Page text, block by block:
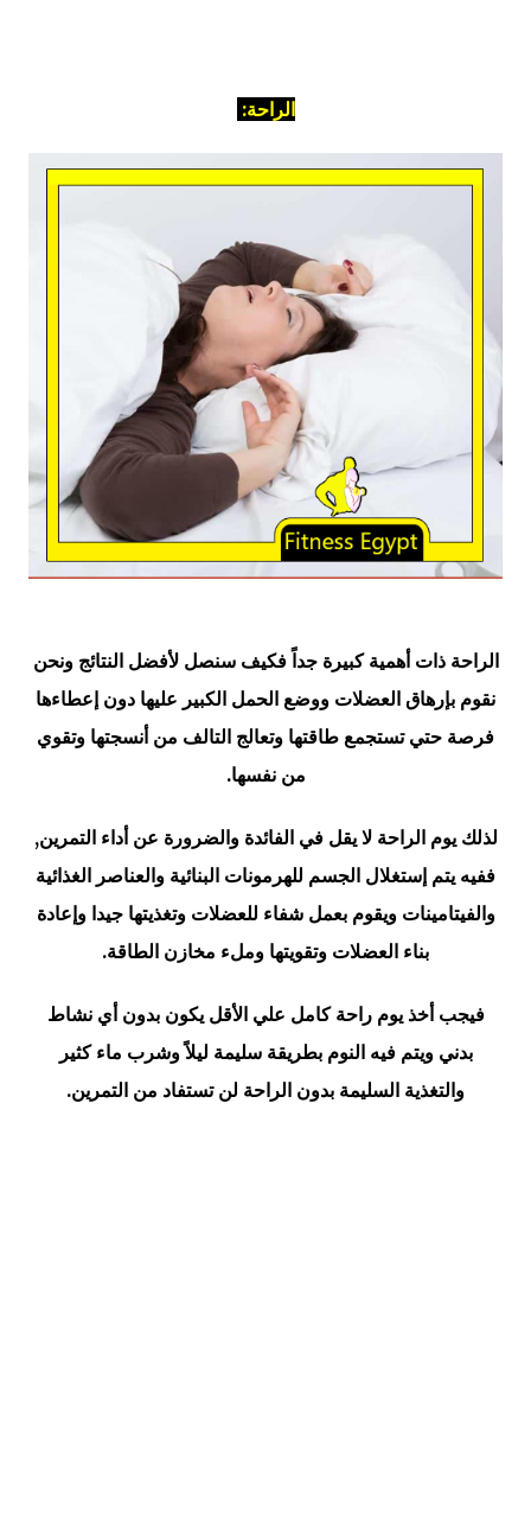
الراحة:
الراحة ذات أهمية كبيرة جداً فكيف سنصل لأفضل النتائج ونحن
نقوم بإرهاق العضلات ووضع الحمل الكبير عليها دون إعطاءها
فرصة حتي تستجمع طاقتها وتعالج التالف من أنسجتها وتقوي
من نفسها.
لذلك يوم الراحة لا يقل في الفائدة والضرورة عن أداء التمرين,
ففيه يتم إستغلال الجسم للهرمونات البنائية والعناصر الغذائية
والفيتامينات ويقوم بعمل شفاء للعضلات وتغذيتها جيدا وإعادة
بناء العضلات وتقويتها وملء مخازن الطاقة.
فيجب أخذ يوم راحة كامل علي الأقل يكون بدون أي نشاط
بدني ويتم فيه النوم بطريقة سليمة ليلاً وشرب ماء كثير
والتغذية السليمة بدون الراحة لن تستفاد من التمرين.